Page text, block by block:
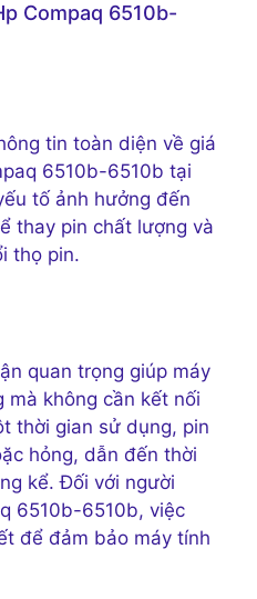
Compaq 6510b-
tin toàn diện về giá
6510b-6510b tại
tố ảnh hưởng đến
thay pin chất lượng và
thọ pin.
quan trọng giúp máy
không cần kết nối
thời gian sử dụng, pin
hỏng, dẫn đến thời
kể. Đối với người
6510b-6510b, việc
để đảm bảo máy tính